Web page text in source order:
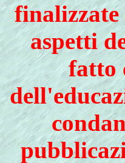
finalizzate
aspetti
fatto